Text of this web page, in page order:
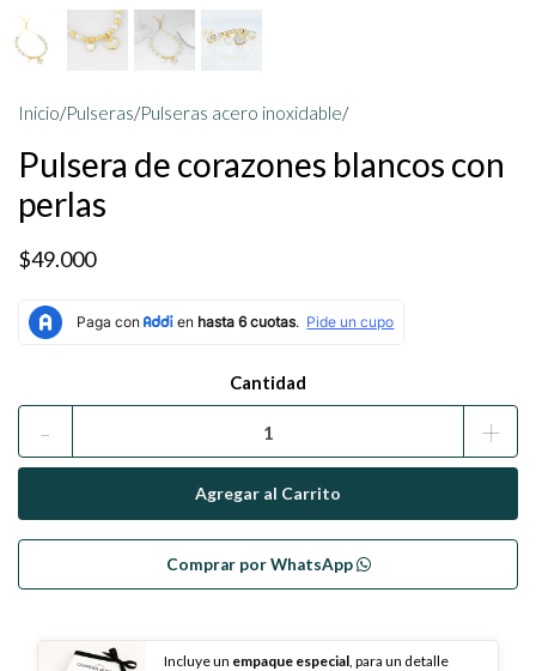
Inicio/Pulseras/Pulseras acero inoxidable/
Pulsera de corazones blancos con
perlas
$49.000
Cantidad
- +
Comprar por WhatsApp
Incluye un empaque especial , para un detalle